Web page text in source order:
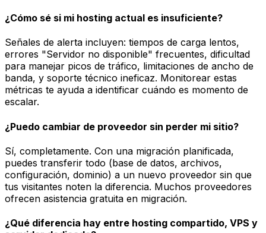
¿Cómo sé si mi hosting actual es insuficiente?
Señales de alerta incluyen: tiempos de carga lentos,
errores "Servidor no disponible" frecuentes, dificultad
para manejar picos de tráfico, limitaciones de ancho de
banda, y soporte técnico ineficaz. Monitorear estas
métricas te ayuda a identificar cuándo es momento de
escalar.
¿Puedo cambiar de proveedor sin perder mi sitio?
Sí, completamente. Con una migración planificada,
puedes transferir todo (base de datos, archivos,
configuración, dominio) a un nuevo proveedor sin que
tus visitantes noten la diferencia. Muchos proveedores
ofrecen asistencia gratuita en migración.
¿Qué diferencia hay entre hosting compartido, VPS y